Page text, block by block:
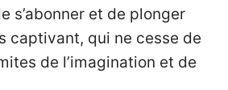
s’abonner et de plonger
captivant, qui ne cesse de
de l’imagination et de